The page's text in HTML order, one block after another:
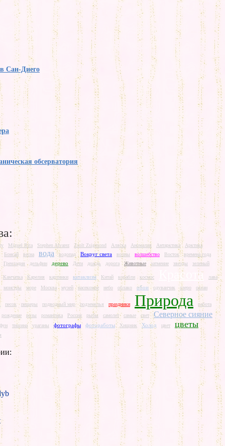
Сан-Диего
обсерватория
Miguel Rita Stephen Alvarez Zsolt Zsigmond Аляска Аномалия Антарктика
Арктика
Бонсай
весна вода водопад Вокруг света волны волшебство Восток
времена года
Гренладия
дельфин дерево Дети дождь дорога Животные затмение звезды зеленый
Камчатка Карелия картинки катаклизм Китай корабли космос Красота
лава
монстры
море Москва музей насекомое небо облако обои одуванчик озеро океан
песок пещеры подводный мир подземелья праздники Природа
работа
рождение
розы романтика Россия рыбы самолет самые свет Северное сияние
тишина ураганы фотографы фотоработы Хищник Холод цвет цветы